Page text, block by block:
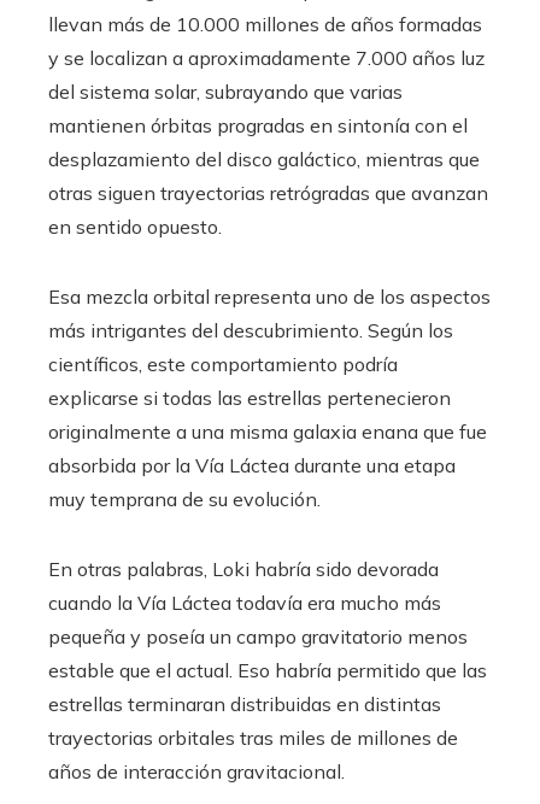
llevan más de 10.000 millones de años formadas
y se localizan a aproximadamente 7.000 años luz
del sistema solar, subrayando que varias
mantienen órbitas progradas en sintonía con el
desplazamiento del disco galáctico, mientras que
otras siguen trayectorias retrógradas que avanzan
en sentido opuesto.
Esa mezcla orbital representa uno de los aspectos
más intrigantes del descubrimiento. Según los
científicos, este comportamiento podría
explicarse si todas las estrellas pertenecieron
originalmente a una misma galaxia enana que fue
absorbida por la Vía Láctea durante una etapa
muy temprana de su evolución.
En otras palabras, Loki habría sido devorada
cuando la Vía Láctea todavía era mucho más
pequeña y poseía un campo gravitatorio menos
estable que el actual. Eso habría permitido que las
estrellas terminaran distribuidas en distintas
trayectorias orbitales tras miles de millones de
años de interacción gravitacional.